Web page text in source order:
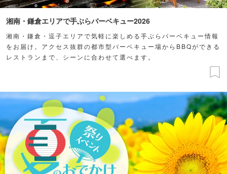
湘南・鎌倉エリアで手ぶらバーベキュー2026
湘南・鎌倉・逗子エリアで気軽に楽しめる手ぶらバーベキュー情報
をお届け。アクセス抜群の都市型バーベキュー場からBBQができる
レストランまで、シーンに合わせて選べます。